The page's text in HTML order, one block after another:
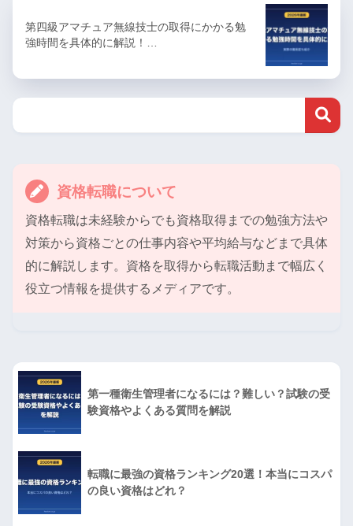
第四級アマチュア無線技士の取得にかかる勉
強時間を具体的に解説！…
資格転職について
資格転職は未経験からでも資格取得までの勉強方法や
対策から資格ごとの仕事内容や平均給与などまで具体
的に解説します。資格を取得から転職活動まで幅広く
役立つ情報を提供するメディアです。
第一種衛生管理者になるには？難しい？試験の受
験資格やよくある質問を解説
転職に最強の資格ランキング20選！本当にコスパ
の良い資格はどれ？